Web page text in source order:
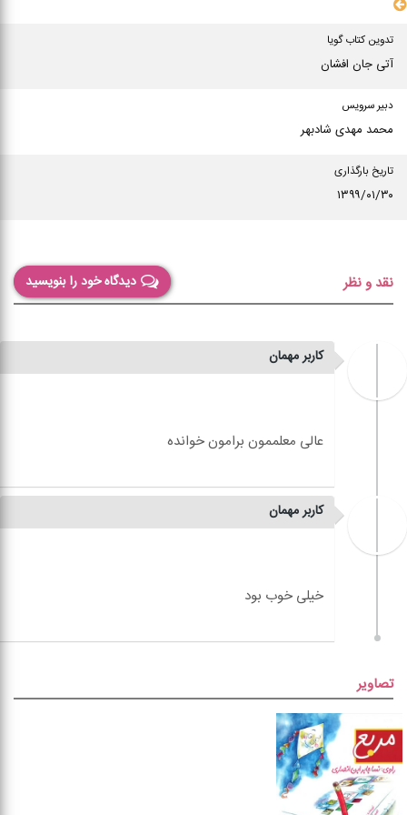
تدوین کتاب گویا
آتی جان افشان
دبیر سرویس
محمد مهدی شادبهر
تاریخ بارگذاری
۱۳۹۹/۰۱/۳۰
دیدگاه خود را بنویسید نقد و نظر
کاربر مهمان
کاربر مهمان
تصاویر